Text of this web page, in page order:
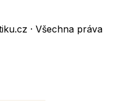
· Všechna práva